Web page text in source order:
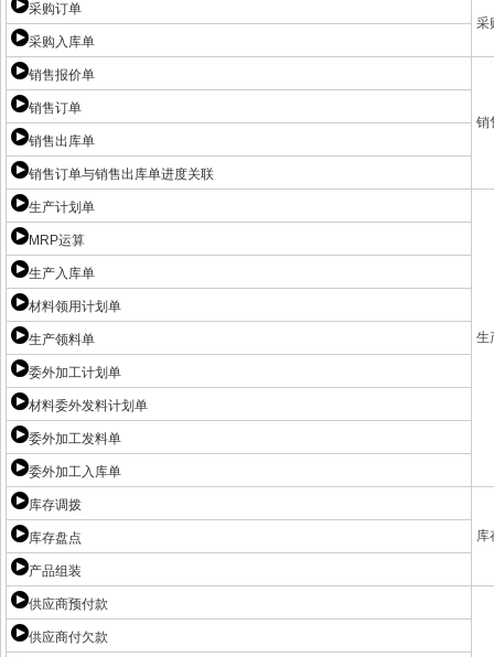
采购订单
采
采购入库单
销售报价单
销
销售订单
销售出库单
销售订单与销售出库单进度关联
生产计划单
生
MRP运算
生产入库单
材料领用计划单
生产领料单
委外加工计划单
材料委外发料计划单
委外加工发料单
委外加工入库单
库存调拨
库
库存盘点
产品组装
供应商预付款
供应商付欠款